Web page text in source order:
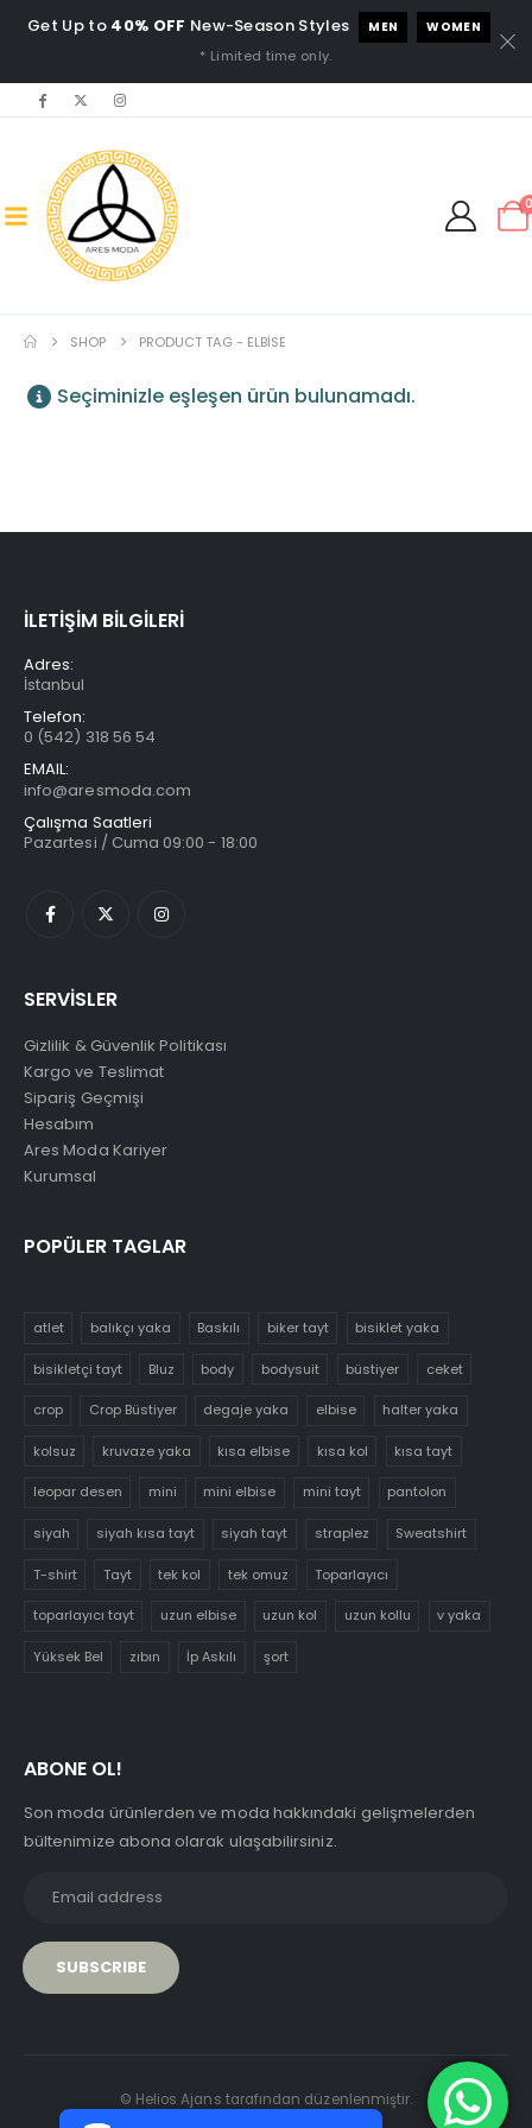
7/24 Canlı Destek
Get Up to 40% OFF New-Season Styles MEN WOMEN
* Limited time only.
SHOP PRODUCT TAG - ELBISE
Seçiminizle eşleşen ürün bulunamadı.
İLETİŞİM BİLGİLERİ
Adres:
İstanbul
Telefon:
0 (542) 318 56 54
EMAIL:
info@aresmoda.com
Çalışma Saatleri
Pazartesi / Cuma 09:00 - 18:00
SERVİSLER
Gizlilik & Güvenlik Politikası
Kargo ve Teslimat
Sipariş Geçmişi
Hesabım
Ares Moda Kariyer
Kurumsal
POPÜLER TAGLAR
atlet balıkçı yaka Baskılı biker tayt bisiklet yaka
bisikletçi tayt Bluz body bodysuit büstiyer ceket
crop Crop Büstiyer degaje yaka elbise halter yaka
kolsuz kruvaze yaka kısa elbise kısa kol kısa tayt
leopar desen mini mini elbise mini tayt pantolon
siyah siyah kısa tayt siyah tayt straplez Sweatshirt
T-shirt Tayt tek kol tek omuz Toparlayıcı
toparlayıcı tayt uzun elbise uzun kol uzun kollu v yaka
Yüksek Bel zıbın İp Askılı şort
ABONE OL!
Son moda ürünlerden ve moda hakkındaki gelişmelerden
bültenimize abona olarak ulaşabilirsiniz.
© Helios Ajans tarafından düzenlenmiştir.